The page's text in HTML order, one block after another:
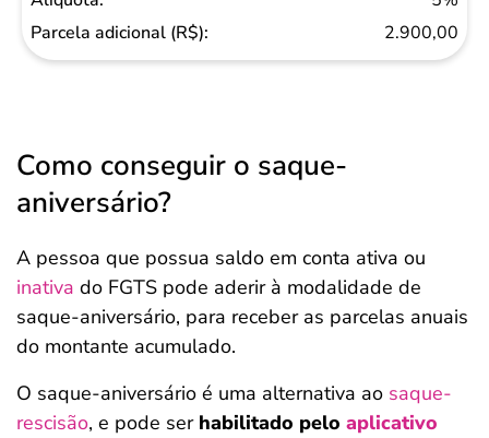
2.900,00
Como conseguir o saque-
aniversário?
A pessoa que possua saldo em conta ativa ou
inativa do FGTS pode aderir à modalidade de
saque-aniversário, para receber as parcelas anuais
do montante acumulado.
O saque-aniversário é uma alternativa ao saque-
rescisão, e pode ser habilitado pelo aplicativo